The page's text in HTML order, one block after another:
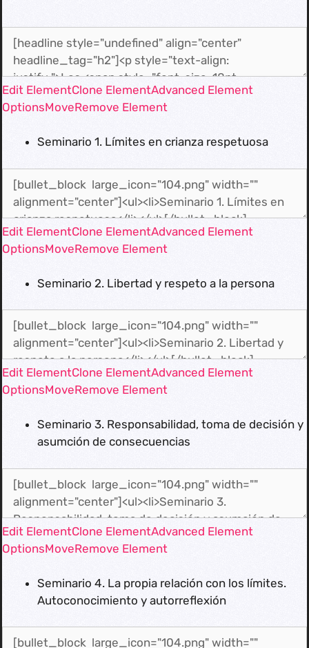
Edit ElementClone ElementAdvanced Element
OptionsMoveRemove Element
Seminario 1. Límites en crianza respetuosa
Edit ElementClone ElementAdvanced Element
OptionsMoveRemove Element
Seminario 2. Libertad y respeto a la persona
Edit ElementClone ElementAdvanced Element
OptionsMoveRemove Element
Seminario 3. Responsabilidad, toma de decisión y
asumción de consecuencias
Edit ElementClone ElementAdvanced Element
OptionsMoveRemove Element
Seminario 4. La propia relación con los límites.
Autoconocimiento y autorreflexión